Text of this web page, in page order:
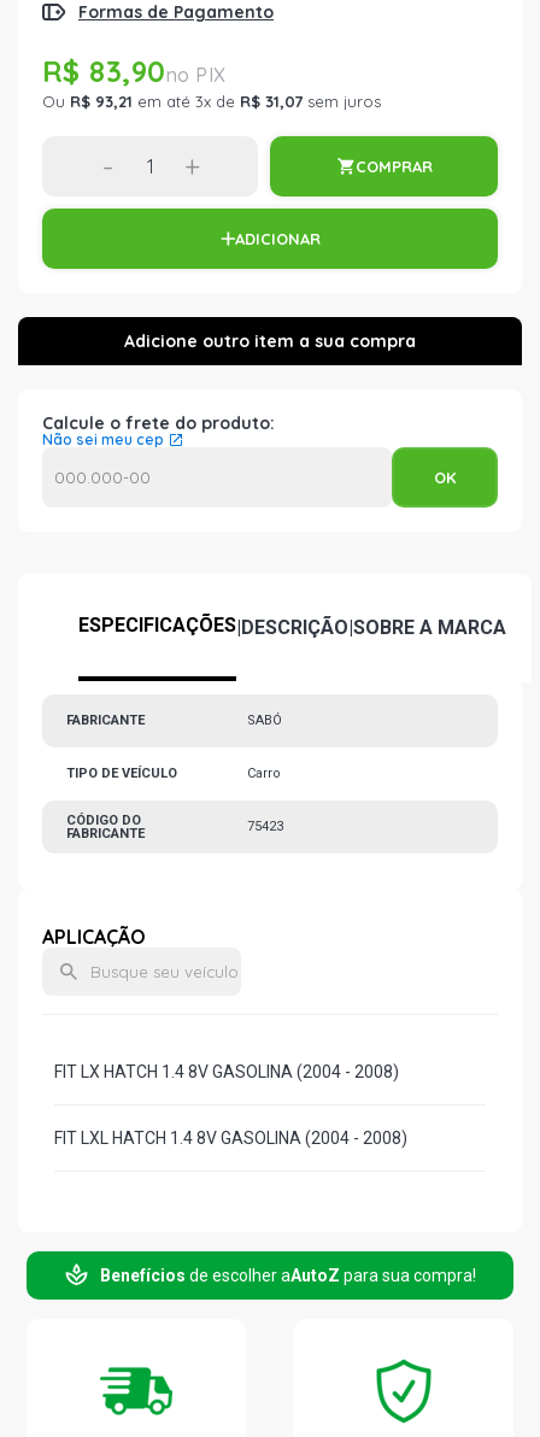
Formas de Pagamento
R$ 83,90
Ou R$ 93,21 em até 3x de R$ 31,07 sem juros
- + COMPRAR
ADICIONAR
Calcule o frete do produto:
Não sei meu cep
ESPECIFICAÇÕES|DESCRIÇÃO|SOBRE A MARCA
FABRICANTE SABÓ
TIPO DE VEÍCULO Carro
CÓDIGO DO
FABRICANTE
75423
APLICAÇÃO
FIT LX HATCH 1.4 8V GASOLINA (2004 - 2008)
FIT LXL HATCH 1.4 8V GASOLINA (2004 - 2008)
Benefícios de escolher aAutoZ para sua compra!